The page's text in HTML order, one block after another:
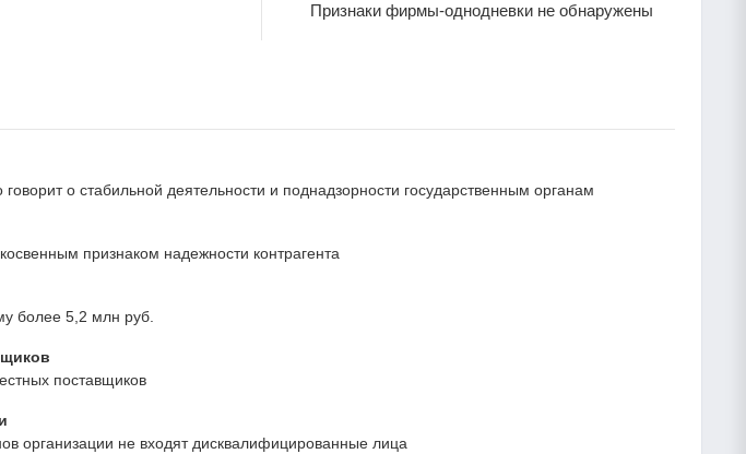
Признаки фирмы-однодневки не обнаружены
о стабильной деятельности и поднадзорности государственным органам
признаком надежности контрагента
более 5,2 млн руб.
поставщиков
организации не входят дисквалифицированные лица